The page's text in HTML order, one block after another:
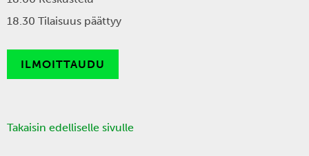
18.30 Tilaisuus päättyy
ILMOITTAUDU
Takaisin edelliselle sivulle